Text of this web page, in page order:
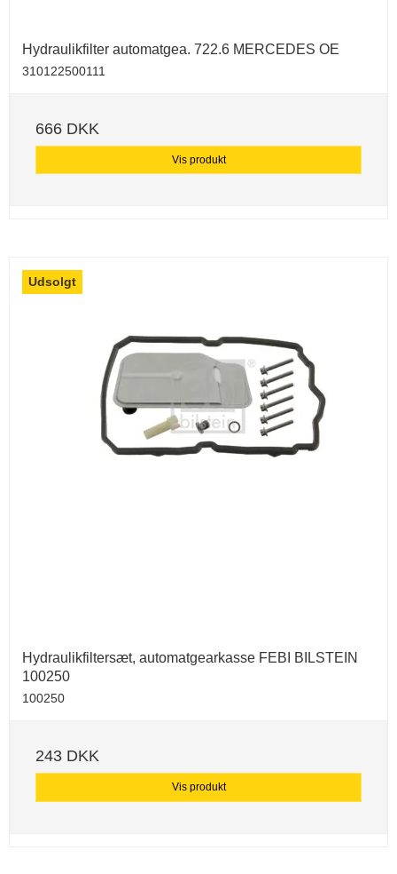
Hydraulikfilter automatgea. 722.6 MERCEDES OE
310122500111
666 DKK
Vis produkt
Udsolgt
Hydraulikfiltersæt, automatgearkasse FEBI BILSTEIN
100250
100250
243 DKK
Vis produkt